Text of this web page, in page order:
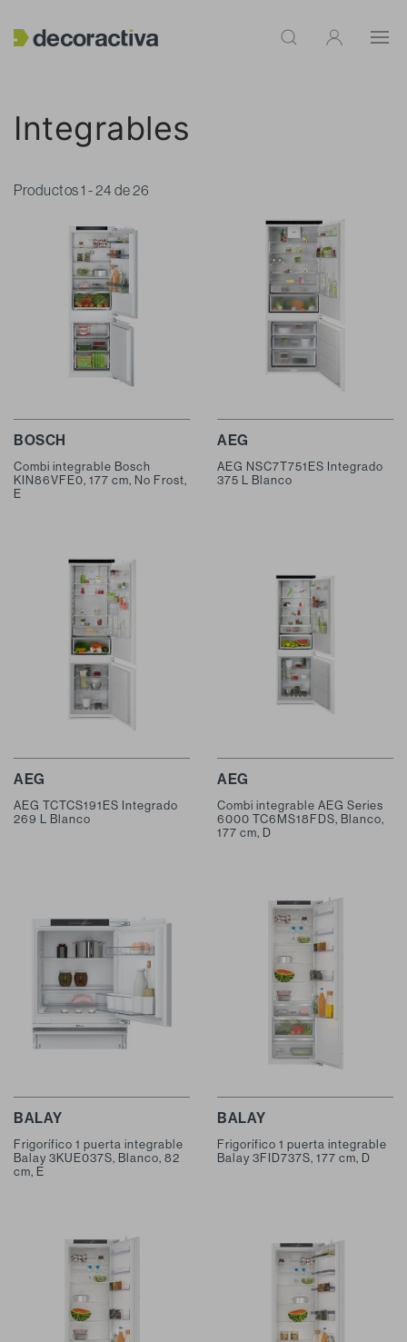
Integrables
Productos 1 - 24 de 26
BOSCH
Combi integrable Bosch
KIN86VFE0, 177 cm, No Frost,
E
AEG
AEG NSC7T751ES Integrado
375 L Blanco
AEG
AEG TCTCS191ES Integrado
269 L Blanco
AEG
Combi integrable AEG Series
6000 TC6MS18FDS, Blanco,
177 cm, D
BALAY
Frigorífico 1 puerta integrable
Balay 3KUE037S, Blanco, 82
cm, E
BALAY
Frigorífico 1 puerta integrable
Balay 3FID737S, 177 cm, D